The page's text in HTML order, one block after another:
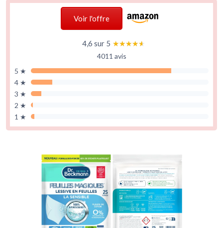
Voir l'offre
4,6 sur 5 ★★★★★
★★★★★
4011 avis
5 ★
4 ★
3 ★
2 ★
1 ★